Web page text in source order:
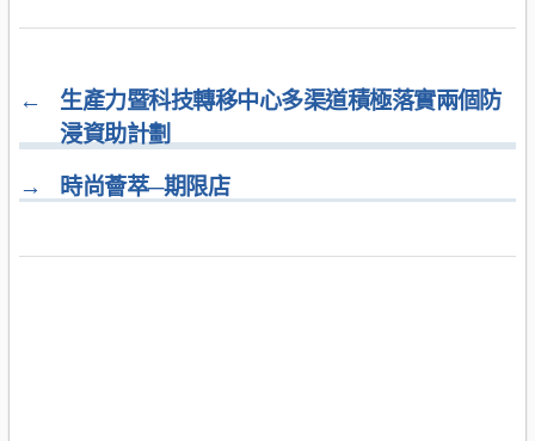
←
生產力暨科技轉移中心多渠道積極落實兩個防
浸資助計劃
→
時尚薈萃─期限店